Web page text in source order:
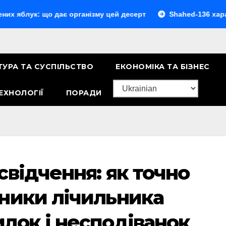
що дає організму цей десерт Shahed-136
ТА СУСПІЛЬСТВО ЕКОНОМІКА ТА БІЗНЕС
ПОРАДИ
як точно
лічильника